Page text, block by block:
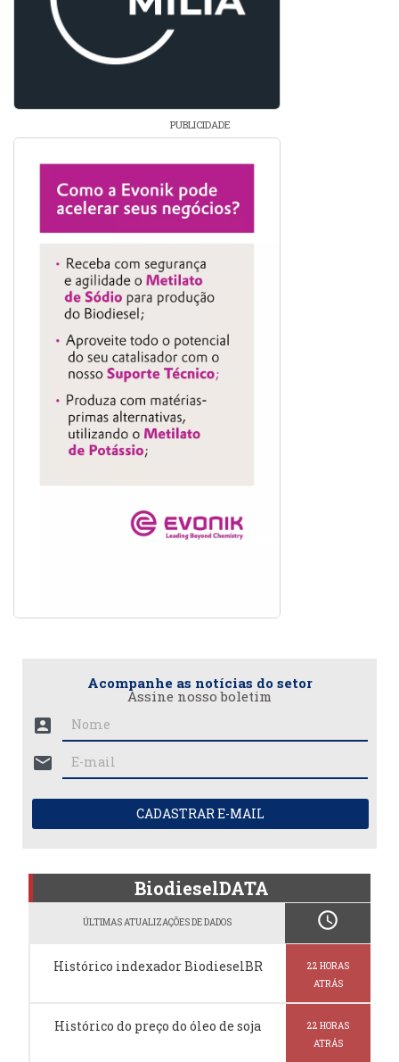
PUBLICIDADE
Acompanhe as notícias do setor
Assine nosso boletim
account_box
mail
CADASTRAR E-MAIL
BiodieselDATA
ÚLTIMAS ATUALIZAÇÕES DE DADOS schedule
Histórico indexador BiodieselBR
22 HORAS
ATRÁS
Histórico do preço do óleo de soja
22 HORAS
ATRÁS